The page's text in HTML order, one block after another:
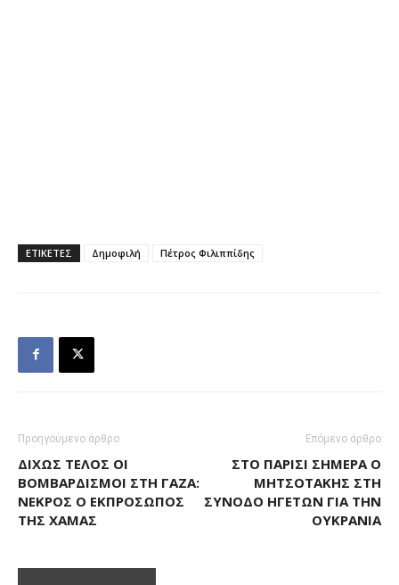
ΕΤΙΚΕΤΕΣ Δημοφιλή Πέτρος Φιλιππίδης
Προηγούμενο άρθρο
ΔΊΧΩΣ ΤΈΛΟΣ ΟΙ
ΒΟΜΒΑΡΔΙΣΜΟΊ ΣΤΗ ΓΆΖΑ:
ΝΕΚΡΌΣ Ο ΕΚΠΡΌΣΩΠΟΣ
ΤΗΣ ΧΑΜΆΣ
Επόμενο άρθρο
ΣΤΟ ΠΑΡΊΣΙ ΣΉΜΕΡΑ Ο
ΜΗΤΣΟΤΆΚΗΣ ΣΤΗ
ΣΎΝΟΔΟ ΗΓΕΤΏΝ ΓΙΑ ΤΗΝ
ΟΥΚΡΑΝΊΑ